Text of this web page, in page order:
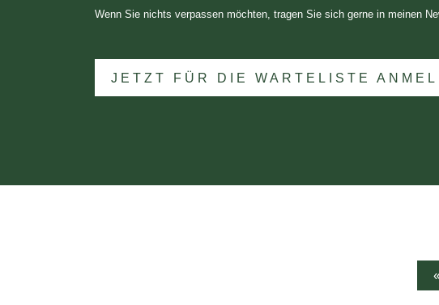
Wenn Sie nichts verpassen möchten, tragen Sie sich gerne in meinen
JETZT FÜR DIE WARTELISTE